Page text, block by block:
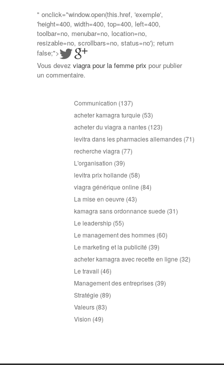
" onclick="window.open(this.href, 'exemple',
'height=400, width=400, top=400, left=400,
toolbar=no, menubar=no, location=no,
resizable=no, scrollbars=no, status=no'); return
false;">
Vous devez viagra pour la femme prix pour publier
un commentaire.
Communication (137)
acheter kamagra turquie (53)
acheter du viagra a nantes (123)
levitra dans les pharmacies allemandes (71)
recherche viagra (77)
L'organisation (39)
levitra prix hollande (58)
viagra générique online (84)
La mise en oeuvre (43)
kamagra sans ordonnance suede (31)
Le leadership (55)
Le management des hommes (60)
Le marketing et la publicité (39)
acheter kamagra avec recette en ligne (32)
Le travail (46)
Management des entreprises (39)
Stratégie (89)
Valeurs (83)
Vision (49)